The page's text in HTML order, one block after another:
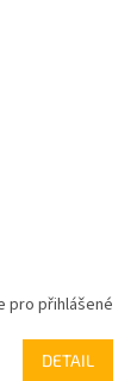
pro přihlášené
DETAIL